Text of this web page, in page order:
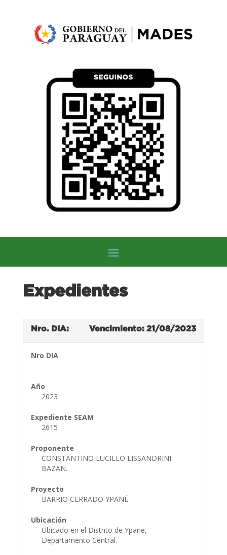
Expedientes
Nro. DIA: Vencimiento: 21/08/2023
Nro DIA
Año
2023
Expediente SEAM
2615
Proponente
CONSTANTINO LUCILLO LISSANDRINI
BAZAN.
Proyecto
BARRIO CERRADO YPANÉ
Ubicación
Ubicado en el Distrito de Ypane,
Departamento Central.